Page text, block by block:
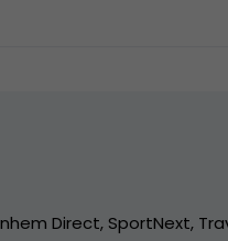
Direct, SportNext,